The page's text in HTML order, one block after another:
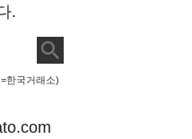
.
한국거래소)